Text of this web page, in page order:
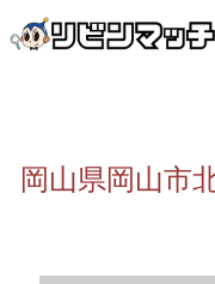
岡山県岡山市